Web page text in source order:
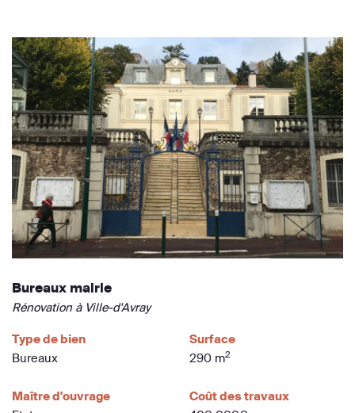
Bureaux mairie
Rénovation à Ville-d'Avray
Type de bien
Bureaux
Surface
290 m2
Maître d'ouvrage
Coût des travaux